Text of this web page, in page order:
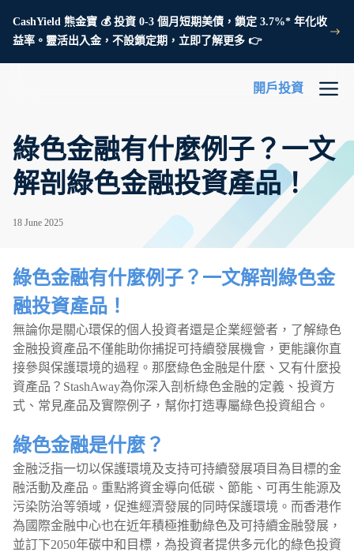
CashYield 熊金寶 💰 投資 0-3 個月短期美債，鎖定 3.7%* 年化收
益率。靈活出入金，不設鎖定期，立即了解更多 👉
開戶投資
綠色金融有什麼例子？一文
解剖綠色金融投資產品！
18 June 2025
綠色金融有什麼例子？一文解剖綠色金
融投資產品！
無論你是關心環保的個人投資者還是企業經營者，了解綠色
金融投資產品不僅能助你捕捉可持續發展機會，更能讓你直
接參與保護環境的過程。那麼綠色金融是什麼、又有什麼投
資產品？StashAway為你深入剖析綠色金融的定義、投資方
式、常見產品及實際例子，幫你打造專屬綠色投資組合。
綠色金融是什麼？
金融泛指一切以保護環境及支持可持續發展項目為目標的金
融活動及產品。重點將資金導向低碳、節能、可再生能源及
污染防治等領域，促進經濟發展的同時保護環境。而香港作
為國際金融中心也在近年積極推動綠色及可持續金融發展，
並訂下2050年碳中和目標，為投資者提供多元化的綠色投資